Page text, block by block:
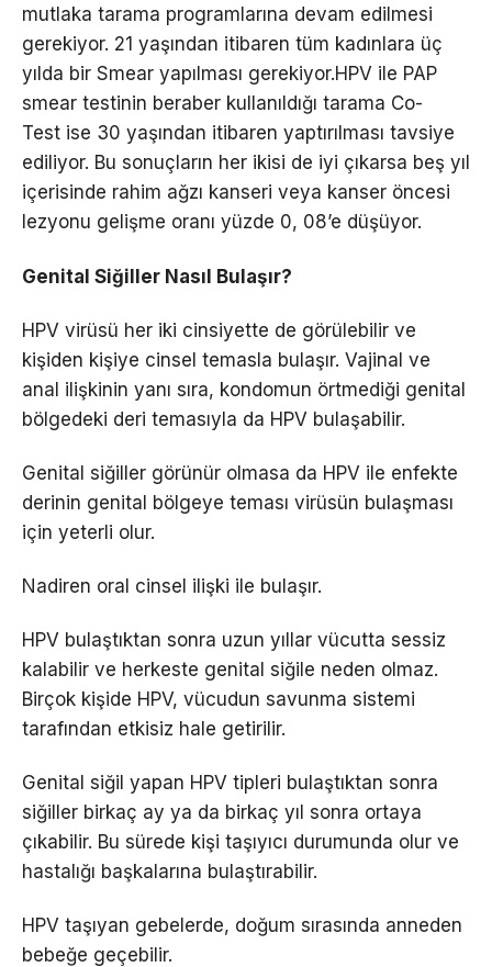
mutlaka tarama programlarına devam edilmesi
gerekiyor. 21 yaşından itibaren tüm kadınlara üç
yılda bir Smear yapılması gerekiyor.HPV ile PAP
smear testinin beraber kullanıldığı tarama Co-
Test ise 30 yaşından itibaren yaptırılması tavsiye
ediliyor. Bu sonuçların her ikisi de iyi çıkarsa beş yıl
içerisinde rahim ağzı kanseri veya kanser öncesi
lezyonu gelişme oranı yüzde 0, 08’e düşüyor.
Genital Siğiller Nasıl Bulaşır?
HPV virüsü her iki cinsiyette de görülebilir ve
kişiden kişiye cinsel temasla bulaşır. Vajinal ve
anal ilişkinin yanı sıra, kondomun örtmediği genital
bölgedeki deri temasıyla da HPV bulaşabilir.
Genital siğiller görünür olmasa da HPV ile enfekte
derinin genital bölgeye teması virüsün bulaşması
için yeterli olur.
Nadiren oral cinsel ilişki ile bulaşır.
HPV bulaştıktan sonra uzun yıllar vücutta sessiz
kalabilir ve herkeste genital siğile neden olmaz.
Birçok kişide HPV, vücudun savunma sistemi
tarafından etkisiz hale getirilir.
Genital siğil yapan HPV tipleri bulaştıktan sonra
siğiller birkaç ay ya da birkaç yıl sonra ortaya
çıkabilir. Bu sürede kişi taşıyıcı durumunda olur ve
hastalığı başkalarına bulaştırabilir.
HPV taşıyan gebelerde, doğum sırasında anneden
bebeğe geçebilir.